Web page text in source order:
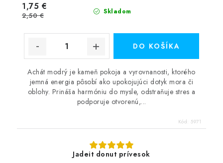
Skladom
1,75 €
2,50 €
DO KOŠÍKA
Achát modrý je kameň pokoja a vyrovnanosti, ktorého
jemná energia pôsobí ako upokojujúci dotyk mora či
oblohy. Prináša harmóniu do mysle, odstraňuje stres a
podporuje otvorenú,...
Kód: 5971
Jadeit donut prívesok